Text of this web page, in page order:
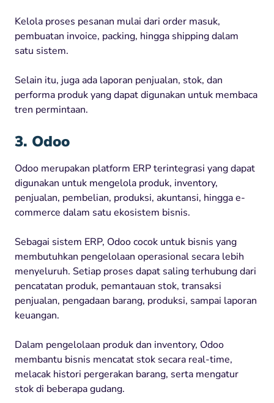
Kelola proses pesanan mulai dari order masuk,
pembuatan invoice, packing, hingga shipping dalam
satu sistem.
Selain itu, juga ada laporan penjualan, stok, dan
performa produk yang dapat digunakan untuk membaca
tren permintaan.
3. Odoo
Odoo merupakan platform ERP terintegrasi yang dapat
digunakan untuk mengelola produk, inventory,
penjualan, pembelian, produksi, akuntansi, hingga e-
commerce dalam satu ekosistem bisnis.
Sebagai sistem ERP, Odoo cocok untuk bisnis yang
membutuhkan pengelolaan operasional secara lebih
menyeluruh. Setiap proses dapat saling terhubung dari
pencatatan produk, pemantauan stok, transaksi
penjualan, pengadaan barang, produksi, sampai laporan
keuangan.
Dalam pengelolaan produk dan inventory, Odoo
membantu bisnis mencatat stok secara real-time,
melacak histori pergerakan barang, serta mengatur
stok di beberapa gudang.